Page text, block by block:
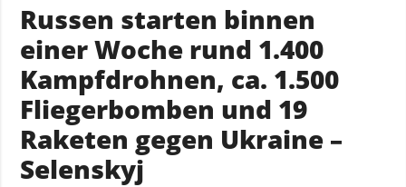
Russen starten binnen
einer Woche rund 1.400
Kampfdrohnen, ca. 1.500
Fliegerbomben und 19
Raketen gegen Ukraine –
Selenskyj